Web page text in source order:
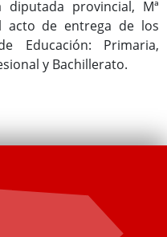
provincial, Mª
acto de entrega de los
Educación: Primaria,
y Bachillerato.